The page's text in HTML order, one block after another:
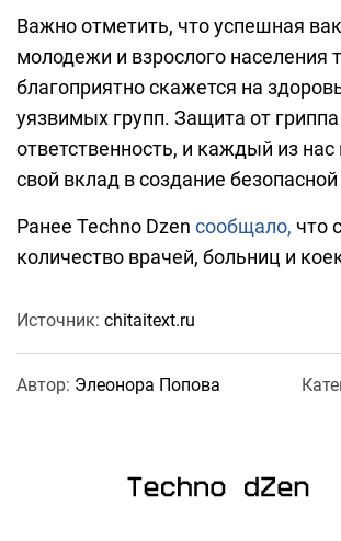
Важно отметить, что успешная
молодежи и взрослого населения
благоприятно скажется на
уязвимых групп. Защита от
ответственность, и каждый из
свой вклад в создание
Ранее Techno Dzen сообщало, что
количество врачей, больниц и
Источник: chitaitext.ru
Автор: Элеонора Попова